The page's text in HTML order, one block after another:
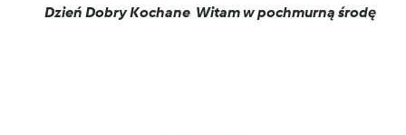
Dzień Dobry Kochane Witam w pochmurną środę